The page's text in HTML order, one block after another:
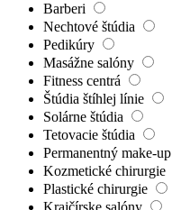
Barberi
Nechtové štúdia
Pedikúry
Masážne salóny
Fitness centrá
Štúdia štíhlej línie
Solárne štúdia
Tetovacie štúdia
Permanentný make-up
Kozmetické chirurgie
Plastické chirurgie